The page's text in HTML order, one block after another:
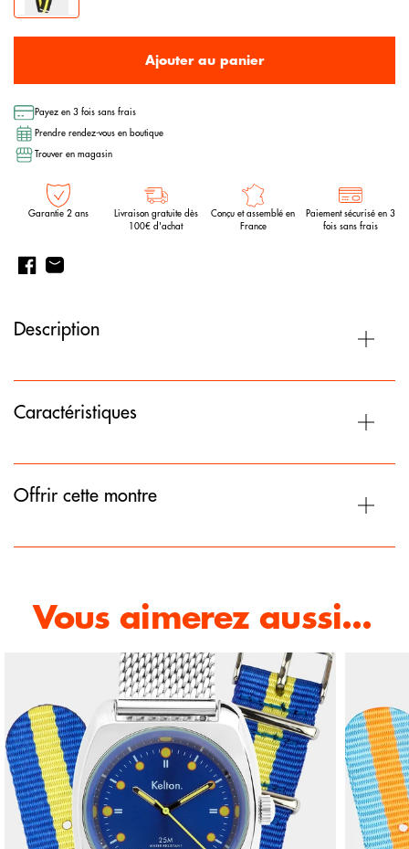
Ajouter au panier
Payez en 3 fois sans frais
Prendre rendez-vous en boutique
Trouver en magasin
Garantie 2 ans
Livraison gratuite dès
100€ d'achat
Conçu et assemblé en
France
Paiement sécurisé en 3
fois sans frais
Description
Caractéristiques
Offrir cette montre
Vous aimerez aussi...